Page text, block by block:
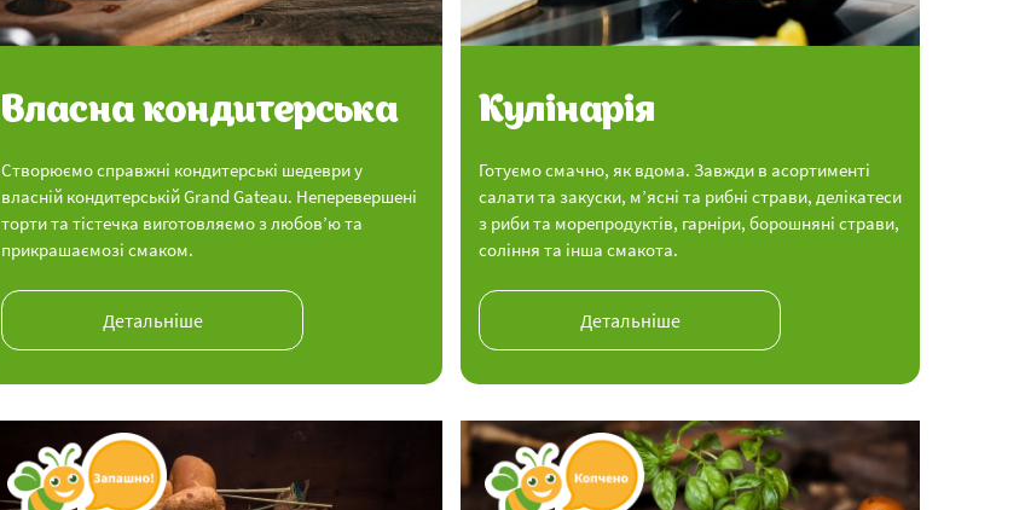
Власна кондитерська
Створюємо справжні кондитерські шедеври у
власній кондитерській Grand Gateau. Неперевершені
торти та тістечка виготовляємо з любов’ю та
прикрашаємозі смаком.
Детальніше
Кулінарія
Готуємо смачно, як вдома. Завжди в асортименті
салати та закуски, м’ясні та рибні страви, делікатеси
з риби та морепродуктів, гарніри, борошняні страви,
соління та інша смакота.
Детальніше